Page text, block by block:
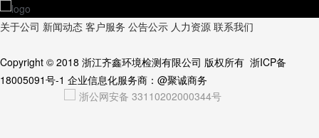
关于公司 新闻动态 客户服务 公告公示 人力资源 联系我们
Copyright © 2018 浙江齐鑫环境检测有限公司 版权所有 浙ICP备
18005091号-1 企业信息化服务商： @聚诚商务
浙公网安备 33110202000344号